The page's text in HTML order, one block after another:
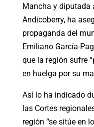
Mancha y diputada
Andicoberry, ha
propaganda del
Emiliano García-
que la región sufre
en huelga por su
Así lo ha indicado
las Cortes
región “se sitúe en